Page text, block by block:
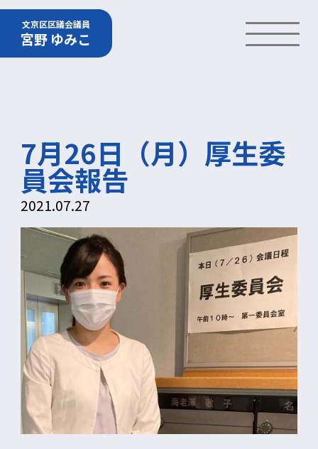
文京区区議会議員
宮野 ゆみこ
7月26日（月）厚生委
員会報告
2021.07.27